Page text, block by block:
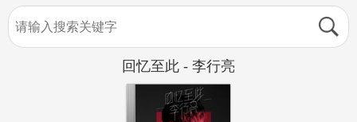
回忆至此 - 李行亮